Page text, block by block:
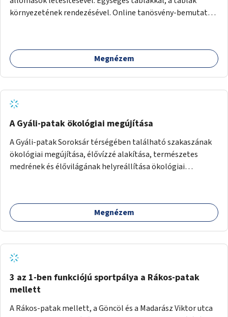
környezetének rendezésével. Online tanösvény-bemutató
Megnézem
A Gyáli-patak ökológiai megújítása
A Gyáli-patak Soroksár térségében található szakaszának
ökológiai megújítása, élővízzé alakítása, természetes
medrének és élővilágának helyreállítása ökológiai
Megnézem
3 az 1-ben funkciójú sportpálya a Rákos-patak
mellett
A Rákos-patak mellett, a Göncöl és a Madarász Viktor utca